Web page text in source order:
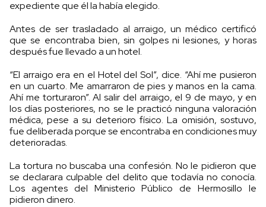
expediente que él la había elegido.
Antes de ser trasladado al arraigo, un médico certificó
que se encontraba bien, sin golpes ni lesiones, y horas
después fue llevado a un hotel.
“El arraigo era en el Hotel del Sol”, dice. “Ahí me pusieron
en un cuarto. Me amarraron de pies y manos en la cama.
Ahí me torturaron”. Al salir del arraigo, el 9 de mayo, y en
los días posteriores, no se le practicó ninguna valoración
médica, pese a su deterioro físico. La omisión, sostuvo,
fue deliberada porque se encontraba en condiciones muy
deterioradas.
La tortura no buscaba una confesión. No le pidieron que
se declarara culpable del delito que todavía no conocía.
Los agentes del Ministerio Público de Hermosillo le
pidieron dinero.